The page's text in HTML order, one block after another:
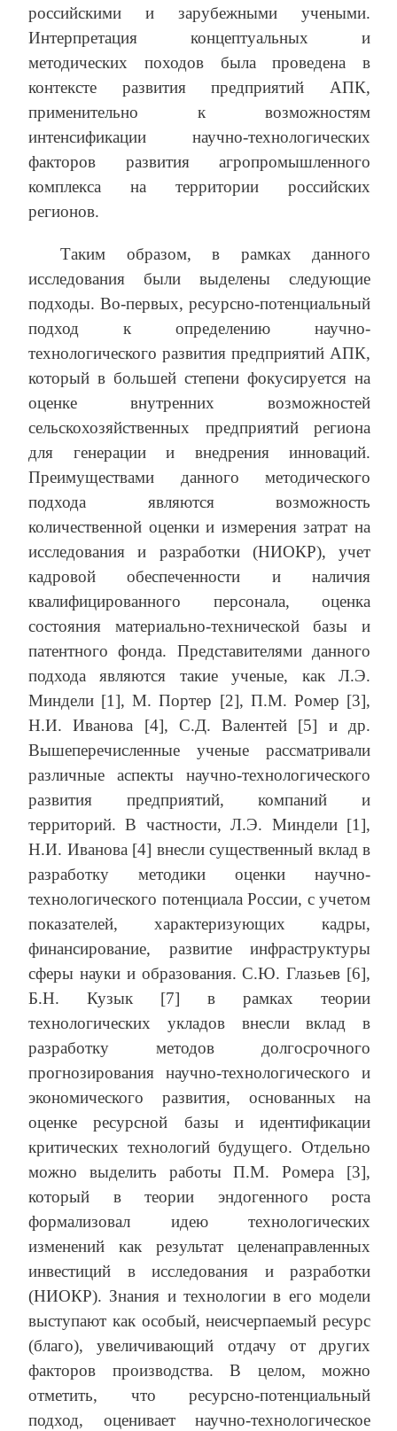
российскими и зарубежными учеными.
Интерпретация концептуальных и
методических походов была проведена в
контексте развития предприятий АПК,
применительно к возможностям
интенсификации научно-технологических
факторов развития агропромышленного
комплекса на территории российских
регионов.
Таким образом, в рамках данного
исследования были выделены следующие
подходы. Во-первых, ресурсно-потенциальный
подход к определению научно-
технологического развития предприятий АПК,
который в большей степени фокусируется на
оценке внутренних возможностей
сельскохозяйственных предприятий региона
для генерации и внедрения инноваций.
Преимуществами данного методического
подхода являются возможность
количественной оценки и измерения затрат на
исследования и разработки (НИОКР), учет
кадровой обеспеченности и наличия
квалифицированного персонала, оценка
состояния материально-технической базы и
патентного фонда. Представителями данного
подхода являются такие ученые, как Л.Э.
Миндели [1], М. Портер [2], П.М. Ромер [3],
Н.И. Иванова [4], С.Д. Валентей [5] и др.
Вышеперечисленные ученые рассматривали
различные аспекты научно-технологического
развития предприятий, компаний и
территорий. В частности, Л.Э. Миндели [1],
Н.И. Иванова [4] внесли существенный вклад в
разработку методики оценки научно-
технологического потенциала России, с учетом
показателей, характеризующих кадры,
финансирование, развитие инфраструктуры
сферы науки и образования. С.Ю. Глазьев [6],
Б.Н. Кузык [7] в рамках теории
технологических укладов внесли вклад в
разработку методов долгосрочного
прогнозирования научно-технологического и
экономического развития, основанных на
оценке ресурсной базы и идентификации
критических технологий будущего. Отдельно
можно выделить работы П.М. Ромера [3],
который в теории эндогенного роста
формализовал идею технологических
изменений как результат целенаправленных
инвестиций в исследования и разработки
(НИОКР). Знания и технологии в его модели
выступают как особый, неисчерпаемый ресурс
(благо), увеличивающий отдачу от других
факторов производства. В целом, можно
отметить, что ресурсно-потенциальный
подход, оценивает научно-технологическое